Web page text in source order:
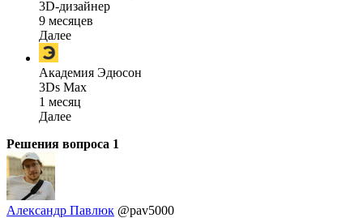
3D-дизайнер
9 месяцев
Далее
Академия Эдюсон
3Ds Max
1 месяц
Далее
Решения вопроса 1
Александр Павлюк @pav5000